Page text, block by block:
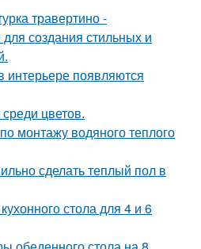
травертино -
создания стильных и
интерьере появляются
цветов.
монтажу водяного теплого
сделать теплый пол в
стола для 4 и 6